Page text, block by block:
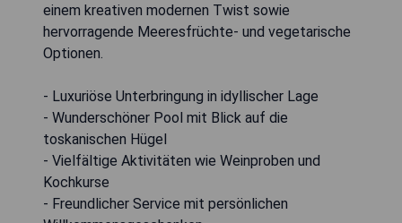
einem kreativen modernen Twist sowie
hervorragende Meeresfrüchte- und vegetarische
Optionen.
- Luxuriöse Unterbringung in idyllischer Lage
- Wunderschöner Pool mit Blick auf die
toskanischen Hügel
- Vielfältige Aktivitäten wie Weinproben und
Kochkurse
- Freundlicher Service mit persönlichen